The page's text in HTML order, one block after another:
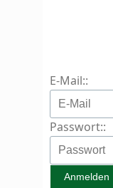
E-Mail::
Passwort::